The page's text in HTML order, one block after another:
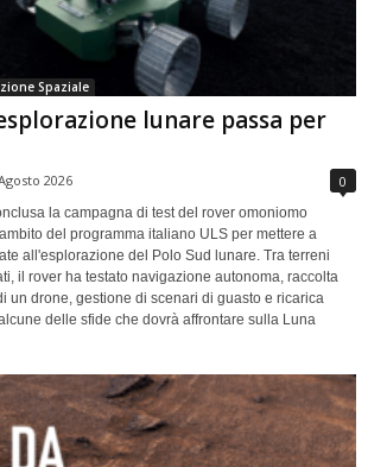
Spaziale
lunare passa per
2026 0
la campagna di test del rover omoniomo
del programma italiano ULS per mettere a
all'esplorazione del Polo Sud lunare. Tra terreni
il rover ha testato navigazione autonoma, raccolta
un drone, gestione di scenari di guasto e ricarica
delle sfide che dovrà affrontare sulla Luna